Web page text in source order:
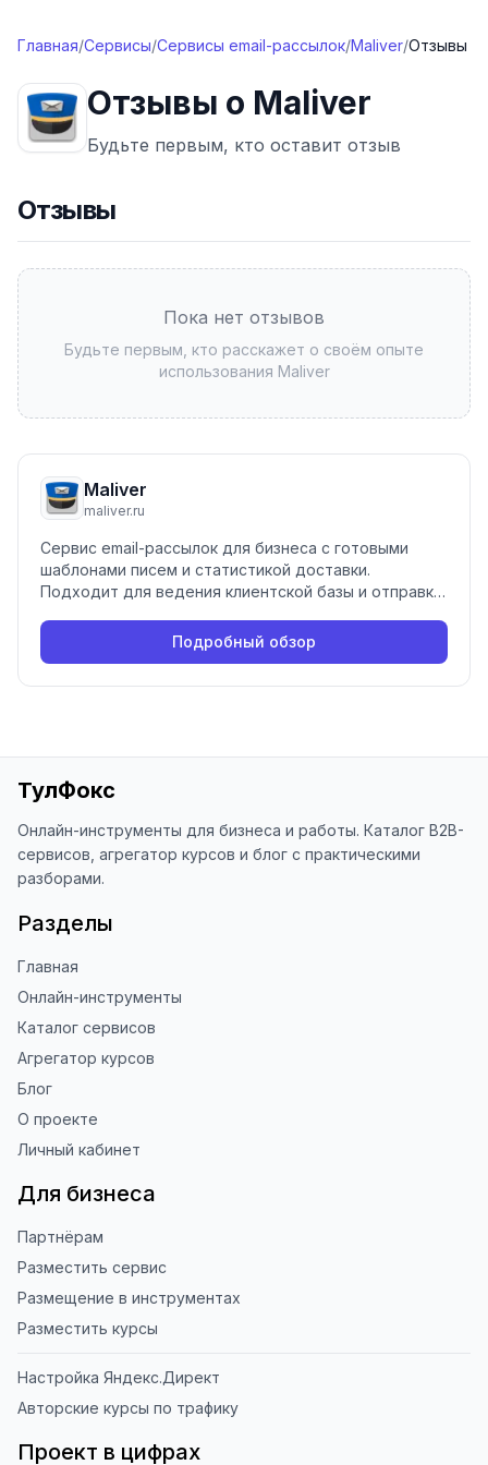
Главная/Сервисы/Сервисы email-рассылок/Maliver/Отзывы
Отзывы о Maliver
Будьте первым, кто оставит отзыв
Отзывы
Пока нет отзывов
Будьте первым, кто расскажет о своём опыте
использования Maliver
Maliver
maliver.ru
Сервис email-рассылок для бизнеса с готовыми
шаблонами писем и статистикой доставки.
Подходит для ведения клиентской базы и отправки
Подробный обзор
ТулФокс
Онлайн-инструменты для бизнеса и работы. Каталог B2B-
сервисов, агрегатор курсов и блог с практическими
разборами.
Разделы
Главная
Онлайн-инструменты
Каталог сервисов
Агрегатор курсов
Блог
О проекте
Личный кабинет
Для бизнеса
Партнёрам
Разместить сервис
Размещение в инструментах
Разместить курсы
Настройка Яндекс.Директ
Авторские курсы по трафику
Проект в цифрах